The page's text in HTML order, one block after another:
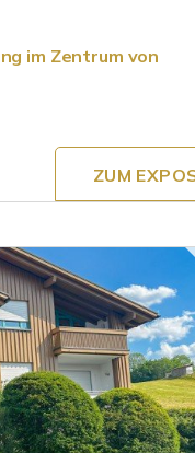
im Zentrum von
ZUM